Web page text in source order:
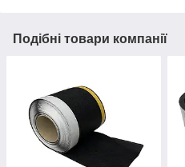
Подібні товари компанії